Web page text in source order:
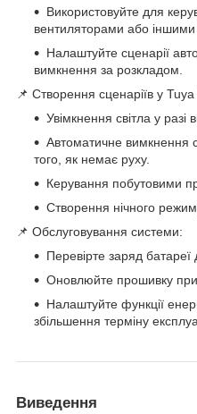
Використовуйте для
вентиляторами або
Налаштуйте сценарії
вимкнення за розкладом.
📌 Створення сценаріїв у
Увімкнення світла у разі
Автоматичне вимкнення
того, як немає руху.
Керування побутовими
Створення нічного
📌 Обслуговування системи:
Перевірте заряд батареї
Оновлюйте прошивку
Налаштуйте функції
збільшення терміну
Виведення